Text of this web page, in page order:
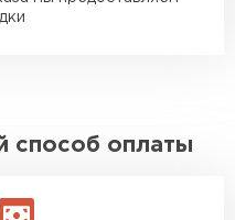
способ оплаты